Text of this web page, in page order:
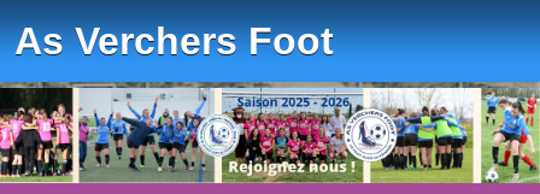
As Verchers Foot